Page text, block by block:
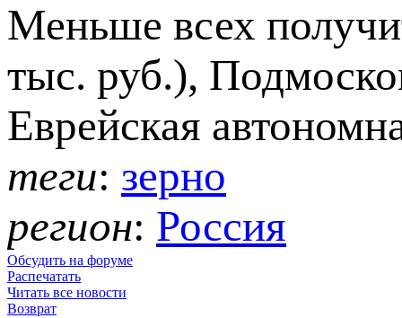
Меньше всех
тыс. руб.),
Еврейская
теги: зерно
регион: Россия
Обсудить на форуме
Распечатать
Читать все новости
Возврат